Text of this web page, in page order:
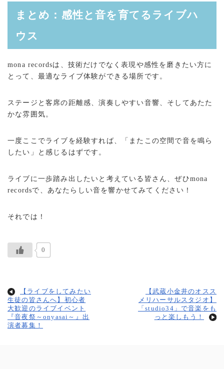
まとめ：感性と音を育てるライブハ
ウス
mona recordsは、技術だけでなく表現や感性を磨きたい方に
とって、最適なライブ体験ができる場所です。
ステージと客席の距離感、演奏しやすい音響、そしてあたた
かな雰囲気。
一度ここでライブを経験すれば、「またこの空間で音を鳴ら
したい」と感じるはずです。
ライブに一歩踏み出したいと考えている皆さん、ぜひmona
recordsで、あなたらしい音を響かせてみてください！
それでは！
0
【ライブをしてみたい
生徒の皆さんへ】初心者
大歓迎のライブイベント
『音夜祭～onyasai～』出
演者募集！
【武蔵小金井のオスス
メリハーサルスタジオ】
「studio34」で音楽をも
っと楽しもう！